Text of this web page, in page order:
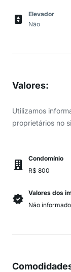
Elevador
Não
Valores:
Utilizamos
proprietários no
Condomínio
R$ 800
Valores dos
Não informado